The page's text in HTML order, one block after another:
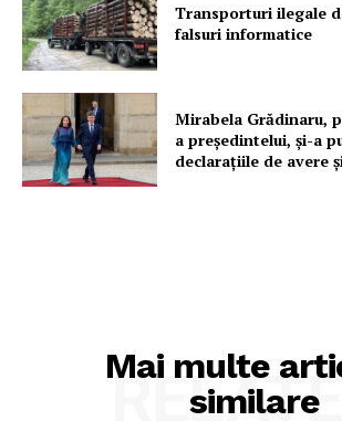
Transporturi ilegale
falsuri informatice
Mirabela Grădinaru,
a președintelui, și-a
declarațiile de avere
Mai multe
similare